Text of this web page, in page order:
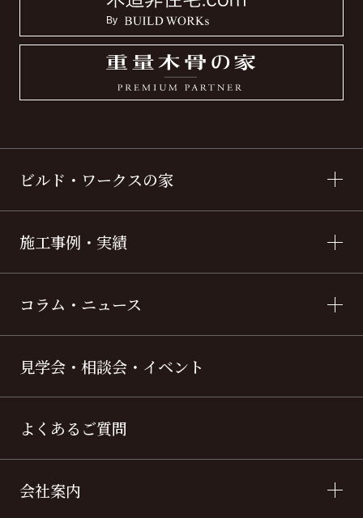
ビルド・ワークスの家
施工事例・実績
コラム・ニュース
見学会・相談会・イベント
よくあるご質問
会社案内